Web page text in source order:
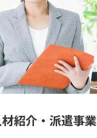
紹介・派遣事業